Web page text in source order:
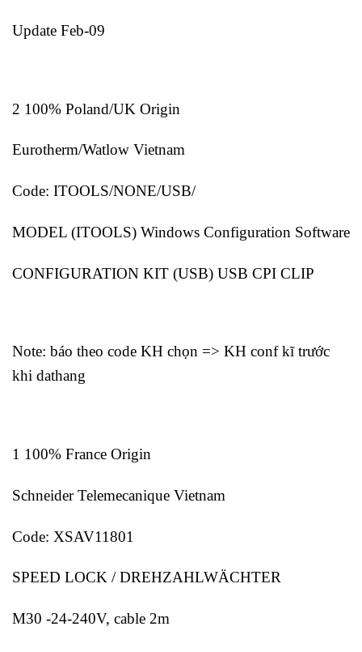
Update Feb-09
2 100% Poland/UK Origin
Eurotherm/Watlow Vietnam
Code: ITOOLS/NONE/USB/
MODEL (ITOOLS) Windows Configuration Software
CONFIGURATION KIT (USB) USB CPI CLIP
Note: báo theo code KH chọn => KH conf kĩ trước
khi dathang
1 100% France Origin
Schneider Telemecanique Vietnam
Code: XSAV11801
SPEED LOCK / DREHZAHLWÄCHTER
M30 -24-240V, cable 2m